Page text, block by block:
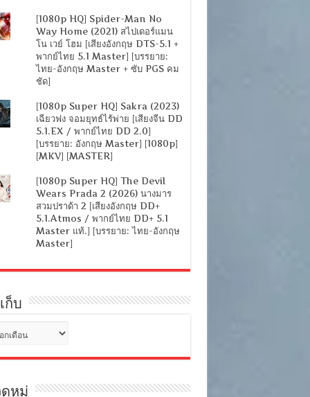
[1080p HQ] Spider-Man No
Way Home (2021) สไปเดอร์แมน
โน เวย์ โฮม [เสียงอังกฤษ DTS-5.1 +
พากย์ไทย 5.1 Master] [บรรยาย:
ไทย-อังกฤษ Master + ซับ PGS คม
ชัด]
[1080p Super HQ] Sakra (2023)
เฉียวฟง จอมยุทธ์ไร้พ่าย [เสียงจีน DD
5.1.EX / พากย์ไทย DD 2.0]
[บรรยาย: อังกฤษ Master] [1080p]
[MKV] [MASTER]
[1080p Super HQ] The Devil
Wears Prada 2 (2026) นางมาร
สวมปราด้า 2 [เสียงอังกฤษ DD+
5.1.Atmos / พากย์ไทย DD+ 5.1
Master แท้.] [บรรยาย: ไทย-อังกฤษ
Master]
ก็บ
หมู่